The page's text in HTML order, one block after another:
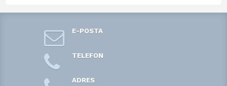
E-POSTA
TELEFON
ADRES